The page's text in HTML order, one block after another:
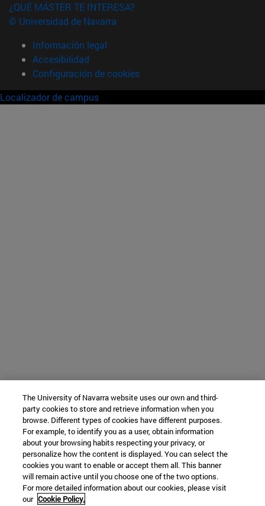
¿QUÉ MÁSTER TE INTERESA?
© Universidad de Navarra
Información legal
Accesibilidad
Configuración de cookies
Localizador de campus
The University of Navarra website uses our own and third-
party cookies to store and retrieve information when you
browse. Different types of cookies have different purposes.
For example, to identify you as a user, obtain information
about your browsing habits respecting your privacy, or
personalize how the content is displayed. You can select the
cookies you want to enable or accept them all. This banner
will remain active until you choose one of the two options.
For more detailed information about our cookies, please visit
our Cookie Policy.